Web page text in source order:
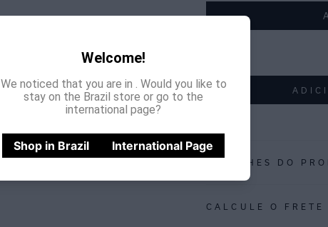
Welcome!
We noticed that you are in . Would you like to
stay on the Brazil store or go to the
international page?
Shop in Brazil International Page
DETALHES DO
CALCULE O FRETE